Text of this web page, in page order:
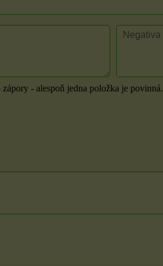
- alespoň jedna položka je povinná.